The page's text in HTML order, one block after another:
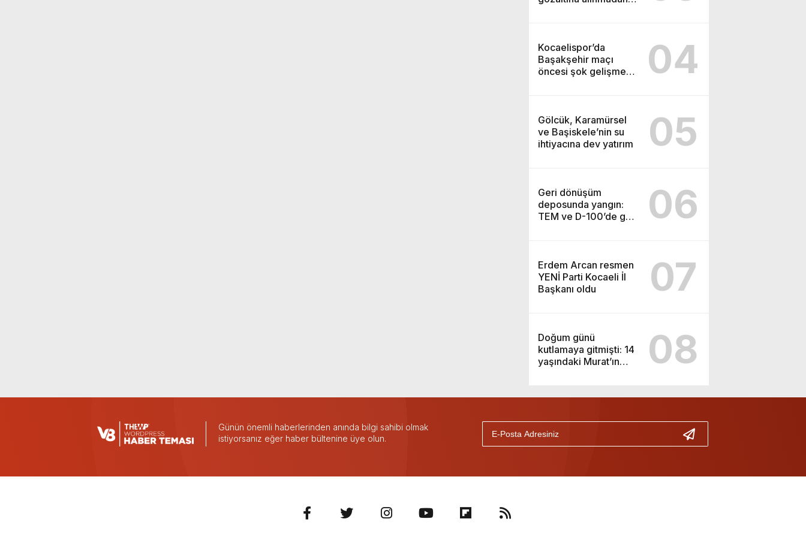
Kocaelispor’da
Başakşehir maçı
öncesi şok gelişme:
04
Gölcük, Karamürsel
ve Başiskele’nin su
ihtiyacına dev yatırım
05
Geri dönüşüm
deposunda yangın:
TEM ve D-100’de göz
06
Erdem Arcan resmen
YENİ Parti Kocaeli İl
Başkanı oldu
07
Doğum günü
kutlamaya gitmişti: 14
yaşındaki Murat’ın
08
Günün önemli haberlerinden anında bilgi sahibi olmak
istiyorsanız eğer haber bültenine üye olun.